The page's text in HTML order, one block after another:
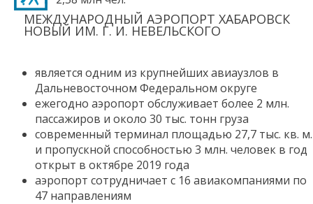
МЕЖДУНАРОДНЫЙ АЭРОПОРТ ХАБАРОВСК
НОВЫЙ ИМ. Г. И. НЕВЕЛЬСКОГО
является одним из крупнейших авиаузлов в
Дальневосточном Федеральном округе
ежегодно аэропорт обслуживает более 2 млн.
пассажиров и около 30 тыс. тонн груза
современный терминал площадью 27,7 тыс. кв. м.
и пропускной способностью 3 млн. человек в год
открыт в октябре 2019 года
аэропорт сотрудничает с 16 авиакомпаниями по
47 направлениям